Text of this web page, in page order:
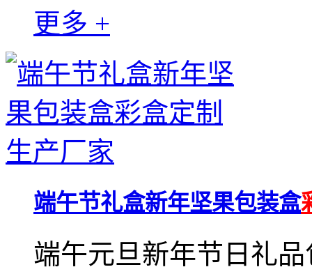
更多 +
端午节礼盒新年坚果包装盒
端午元旦新年节日礼